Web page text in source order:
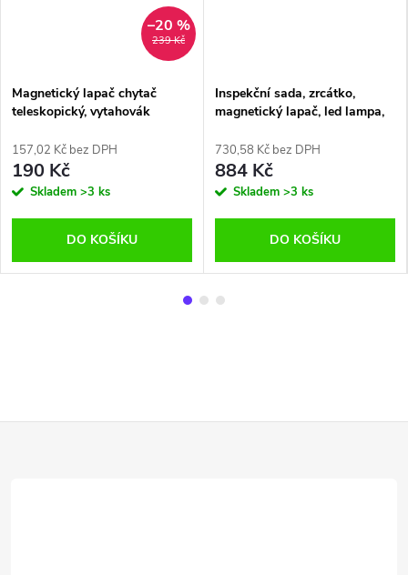
239 Kč
–20 %
Magnetický lapač chytač
teleskopický, vytahovák
157,02 Kč bez DPH
190 Kč
Skladem >3 ks
DO KOŠÍKU
Inspekční sada, zrcátko,
magnetický lapač, led lampa,
730,58 Kč bez DPH
884 Kč
Skladem >3 ks
DO KOŠÍKU